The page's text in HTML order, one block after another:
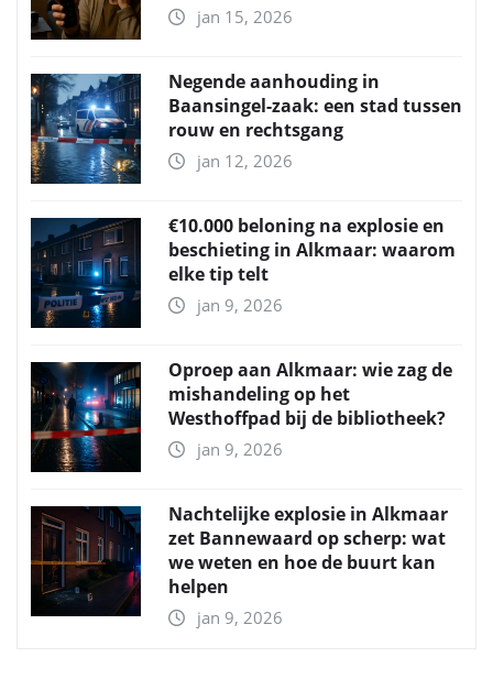
jan 15, 2026
Negende aanhouding in
Baansingel-zaak: een stad tussen
rouw en rechtsgang
jan 12, 2026
€10.000 beloning na explosie en
beschieting in Alkmaar: waarom
elke tip telt
jan 9, 2026
Oproep aan Alkmaar: wie zag de
mishandeling op het
Westhoffpad bij de bibliotheek?
jan 9, 2026
Nachtelijke explosie in Alkmaar
zet Bannewaard op scherp: wat
we weten en hoe de buurt kan
helpen
jan 9, 2026